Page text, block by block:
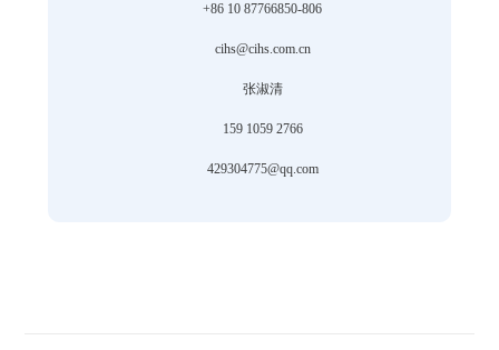
+86 10 87766850-806
cihs@cihs.com.cn
张淑清
159 1059 2766
429304775@qq.com